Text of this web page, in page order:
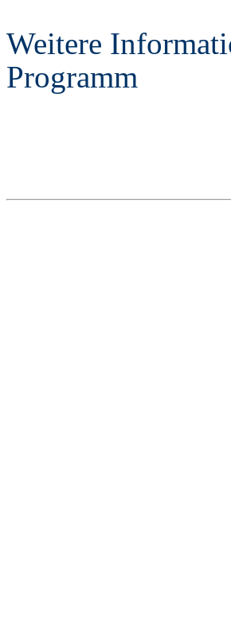
Weitere
Programm